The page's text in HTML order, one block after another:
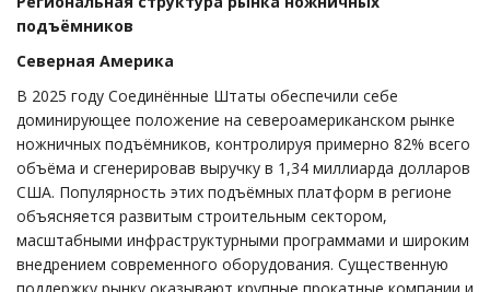
подъёмников
Северная Америка
В 2025 году Соединённые Штаты обеспечили себе
доминирующее положение на североамериканском рынке
ножничных подъёмников, контролируя примерно 82% всего
объёма и сгенерировав выручку в 1,34 миллиарда долларов
США. Популярность этих подъёмных платформ в регионе
объясняется развитым строительным сектором,
масштабными инфраструктурными программами и широким
внедрением современного оборудования. Существенную